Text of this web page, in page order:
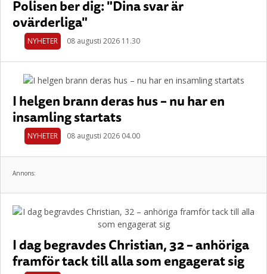
Polisen ber dig: "Dina svar är
ovärderliga"
NYHETER 08 augusti 2026 11.30
I helgen brann deras hus – nu har en
insamling startats
NYHETER 08 augusti 2026 04.00
Annons:
I dag begravdes Christian, 32 – anhöriga
framför tack till alla som engagerat sig